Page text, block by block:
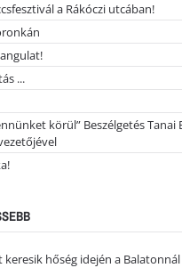
a Rákóczi utcában!
...
körül” Beszélgetés Tanai
keresik hőség idején a Balatonnál